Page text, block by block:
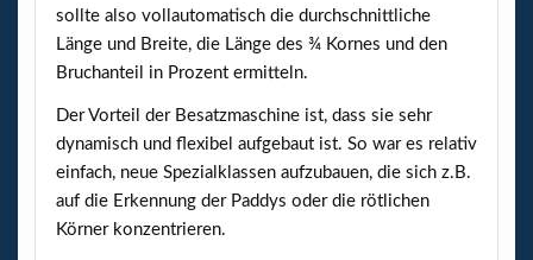
sollte also vollautomatisch die durchschnittliche
Länge und Breite, die Länge des ¾ Kornes und den
Bruchanteil in Prozent ermitteln.
Der Vorteil der Besatzmaschine ist, dass sie sehr
dynamisch und flexibel aufgebaut ist. So war es relativ
einfach, neue Spezialklassen aufzubauen, die sich z.B.
auf die Erkennung der Paddys oder die rötlichen
Körner konzentrieren.